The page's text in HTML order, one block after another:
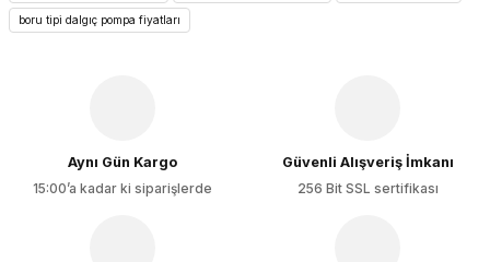
Ürün açıklamasında eksik bilgiler bulunuyor.
boru tipi dalgıç pompa fiyatları
Aynı Gün Kargo
15:00’a kadar ki siparişlerde
Güvenli Alışveriş İmkanı
256 Bit SSL sertifikası